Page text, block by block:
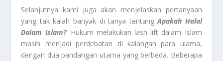
Selanjutnya kami juga akan menjelaskan pertanyaan
yang tak kalah banyak di tanya tentangApakah Halal
Dalam Islam?. Hukum melakukan lash lift dalam Islam
masih menjadi perdebatan di kalangan para ulama,
dengan dua pandangan utama yang berbeda. Beberapa